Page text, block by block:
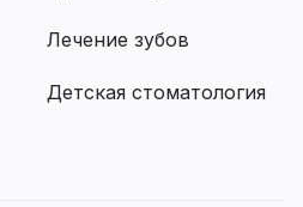
Лечение зубов
Детская стоматология